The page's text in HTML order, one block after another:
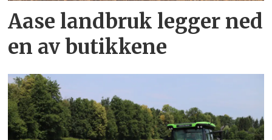
Aase landbruk legger ned
en av butikkene